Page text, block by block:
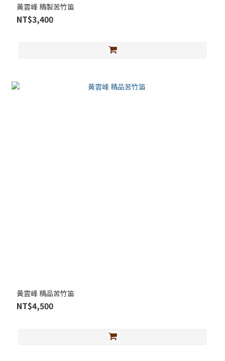
黃雲峰 精製苦竹笛
NT$3,400
黃雲峰 精品苦竹笛
NT$4,500